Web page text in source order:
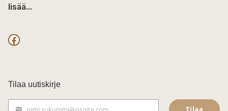
lisää...
F
c
e
Tilaa uutiskirje
Tilaa